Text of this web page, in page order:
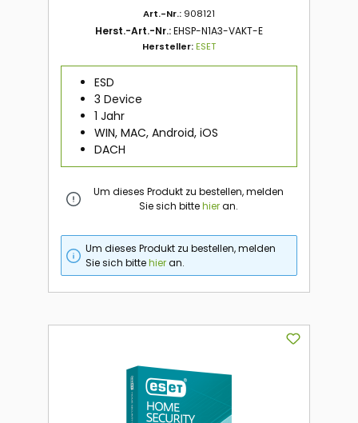
Art.-Nr.: 908121
Herst.-Art.-Nr.:EHSP-N1A3-VAKT-E
Hersteller:ESET
ESD
3 Device
1 Jahr
WIN, MAC, Android, iOS
DACH
Um dieses Produkt zu bestellen, melden
Sie sich bittehieran.
Um dieses Produkt zu bestellen, melden
Sie sich bittehieran.